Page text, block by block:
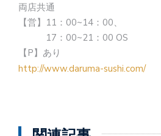
両店共通
【営】11：00~14：00、
17：00~21：00 OS
【P】あり
http://www.daruma-sushi.com/